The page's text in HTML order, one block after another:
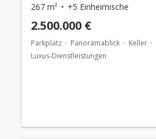
267 m² +5 Einheimische
2.500.000 €
Parkplatz Panoramablick
Keller
Luxus-Dienstleistungen